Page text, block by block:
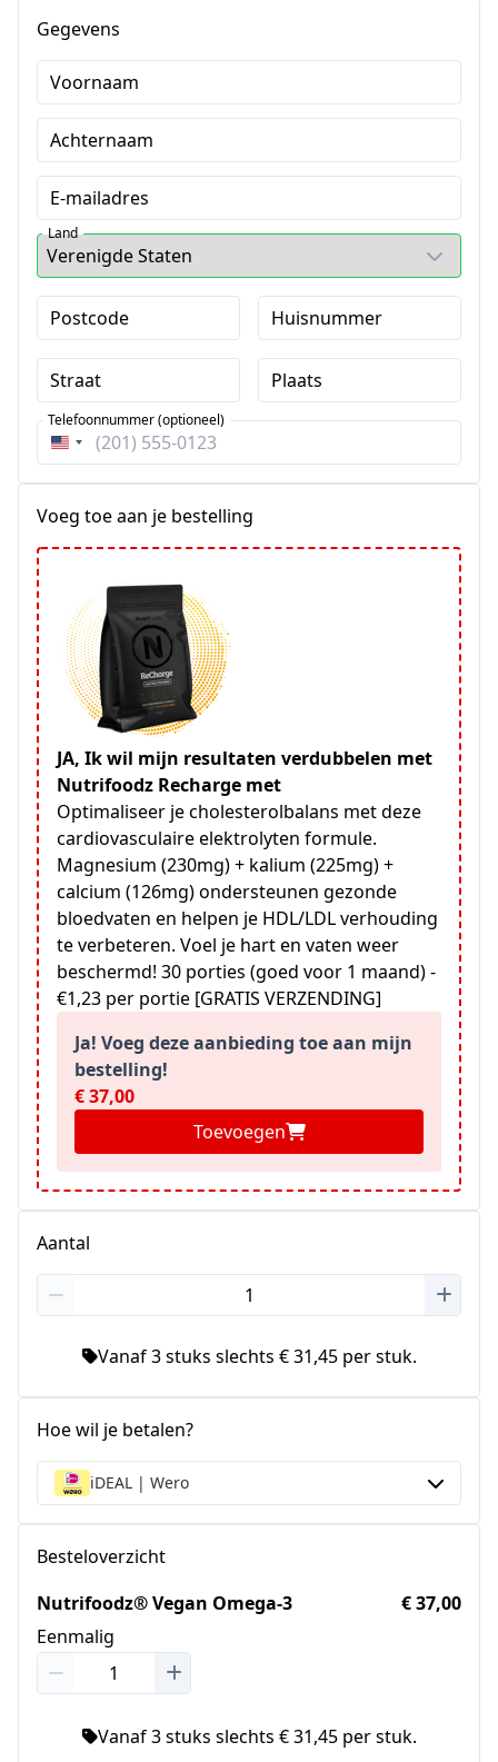
Gegevens
Voornaam
Achternaam
E-mailadres
Land
Postcode Huisnummer
Straat Plaats
Verenigde
Telefoonnummer (optioneel)
Voeg toe aan je bestelling
JA, Ik wil mijn resultaten verdubbelen met
Nutrifoodz Recharge met
Optimaliseer je cholesterolbalans met deze
cardiovasculaire elektrolyten formule.
Magnesium (230mg) + kalium (225mg) +
calcium (126mg) ondersteunen gezonde
bloedvaten en helpen je HDL/LDL verhouding
te verbeteren. Voel je hart en vaten weer
beschermd! 30 porties (goed voor 1 maand) -
€1,23 per portie [GRATIS VERZENDING]
Ja! Voeg deze aanbieding toe aan mijn
bestelling!
€ 37,00
Toevoegen
Aantal
Vanaf 3 stuks slechts € 31,45 per stuk.
Hoe wil je betalen?
iDEAL | Wero
Besteloverzicht
Nutrifoodz® Vegan Omega-3
Eenmalig
€ 37,00
Vanaf 3 stuks slechts € 31,45 per stuk.